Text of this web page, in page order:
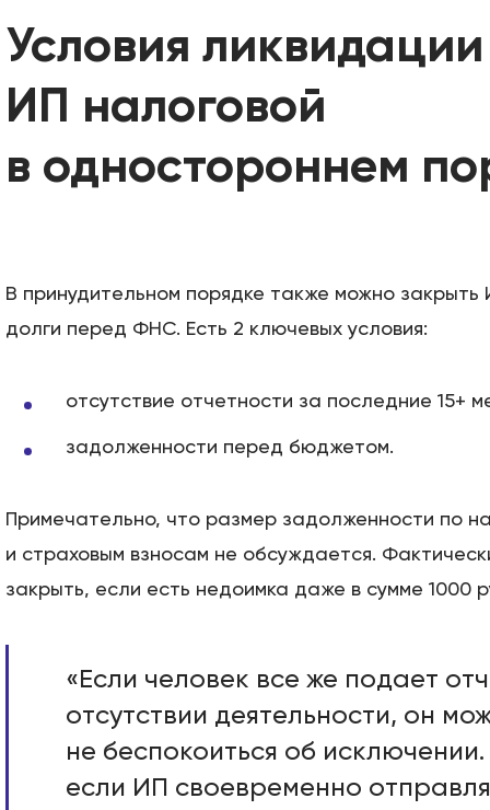
Условия ликвидации
ИП налоговой
в одностороннем
В принудительном порядке также можно закрыть
долги перед ФНС. Есть 2 ключевых условия:
отсутствие отчетности за последние 15+
задолженности перед бюджетом.
Примечательно, что размер задолженности по
и страховым взносам не обсуждается.
закрыть, если есть недоимка даже в сумме 1000
«Если человек все же подает
отсутствии деятельности, он
не беспокоиться об
если ИП своевременно